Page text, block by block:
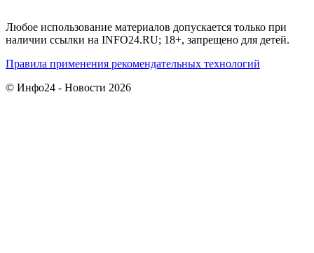
Любое использование материалов допускается только при
наличии ссылки на INFO24.RU; 18+, запрещено для детей.
Правила применения рекомендательных технологий
© Инфо24 - Новости 2026